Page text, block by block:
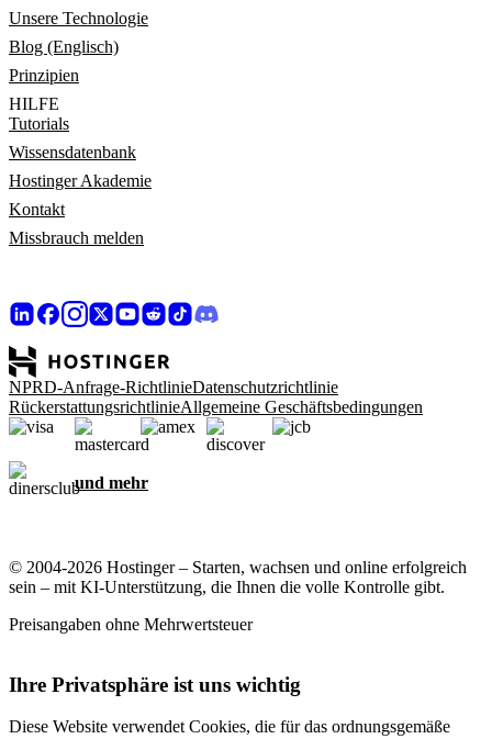
Unsere Technologie
Blog (Englisch)
Prinzipien
HILFE
Tutorials
Wissensdatenbank
Hostinger Akademie
Kontakt
Missbrauch melden
NPRD-Anfrage-RichtlinieDatenschutzrichtlinie
RückerstattungsrichtlinieAllgemeine Geschäftsbedingungen
und mehr
© 2004-2026 Hostinger – Starten, wachsen und online erfolgreich
sein – mit KI-Unterstützung, die Ihnen die volle Kontrolle gibt.
Preisangaben ohne Mehrwertsteuer
Ihre Privatsphäre ist uns wichtig
Diese Website verwendet Cookies, die für das ordnungsgemäße